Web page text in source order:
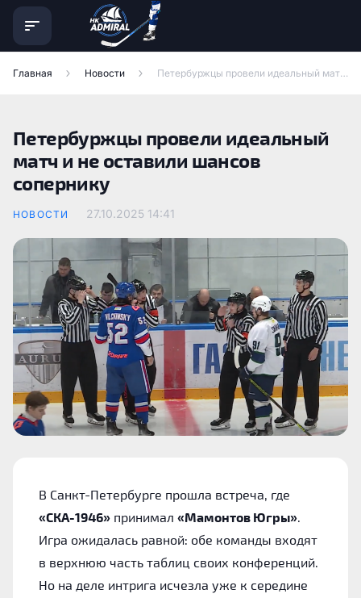
Главная Новости Петербуржцы провели идеальный матч и не оставили шансов сопернику
Петербуржцы провели идеальный
матч и не оставили шансов
сопернику
НОВОСТИ 27.10.2025 14:41
В Санкт-Петербурге прошла встреча, где
«СКА-1946» принимал «Мамонтов Югры»
Игра ожидалась равной: обе команды входят
в верхнюю часть таблиц своих конференций.
Но на деле интрига исчезла уже к середине